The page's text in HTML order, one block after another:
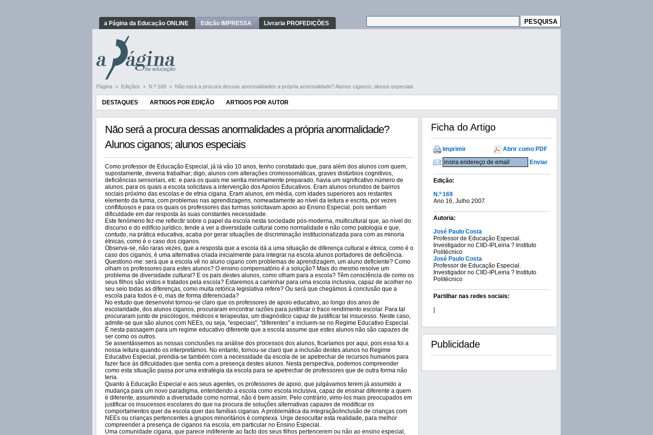
a Página da Educação ONLINE Edição IMPRESSA Livraria PROFEDIÇÕES
Página > Edições > N.º 169 > Não será a procura dessas anormalidades a própria anormalidade? Alunos ciganos; alunos especiais
DESTAQUES ARTIGOS POR EDIÇÃO ARTIGOS POR AUTOR
Não será a procura dessas anormalidades a própria anormalidade?
Alunos ciganos; alunos especiais
Como professor de Educação Especial, já lá vão 10 anos, tenho constatado que, para além dos alunos com quem,
supostamente, deveria trabalhar; digo, alunos com alterações cromossomáticas, graves distúrbios cognitivos,
deficiências sensoriais, etc. e para os quais me sentia minimamente preparado, havia um significativo número de
alunos, para os quais a escola solicitava a intervenção dos Apoios Educativos. Eram alunos oriundos de bairros
sociais próximo das escolas e de etnia cigana. Eram alunos, em média, com idades superiores aos restantes
elemento da turma, com problemas nas aprendizagens, nomeadamente ao nível da leitura e escrita, por vezes
conflituosos e para os quais os professores das turmas solicitavam apoio ao Ensino Especial, pois sentiam
dificuldade em dar resposta às suas constantes necessidade.
Este fenómeno fez-me reflectir sobre o papel da escola nesta sociedade pós-moderna, multicultural que, ao nível do
discurso e do edifício jurídico, tende a ver a diversidade cultural como normalidade e não como patologia e que,
contudo, na prática educativa, acaba por gerar situações de discriminação institucionalizada para com as minoria
étnicas, como é o caso dos ciganos.
Observa-se, não raras vezes, que a resposta que a escola dá a uma situação de diferença cultural e étnica, como é o
caso dos ciganos, é uma alternativa criada inicialmente para integrar na escola alunos portadores de deficiência.
Questiono-me: será que a escola vê no aluno cigano com problemas de aprendizagem, um aluno deficiente? Como
olham os professores para estes alunos? O ensino compensatório é a solução? Mais do mesmo resolve um
problema de diversidade cultural? E os pais destes alunos, como olham para a escola? Têm consciência de como os
seus filhos são vistos e tratados pela escola? Estaremos a caminhar para uma escola inclusiva, capaz de acolher no
seu seio todas as diferenças, como muita retórica legislativa refere? Ou será que chegámos à conclusão que a
escola para todos é-o, mas de forma diferenciada?
No estudo que desenvolvi tornou-se claro que os professores de apoio educativo, ao longo dos anos de
escolaridade, dos alunos ciganos, procuraram encontrar razões para justificar o fraco rendimento escolar. Para tal
procuraram junto de psicólogos, médicos e terapeutas, um diagnóstico capaz de justificar tal insucesso. Neste caso,
admite-se que são alunos com NEEs, ou seja, "especiais", "diferentes" e incluem-se no Regime Educativo Especial.
É nesta passagem para um regime educativo diferente que a escola assume que estes alunos não são capazes de
ser como os outros.
Se assentássemos as nossas conclusões na análise dos processos dos alunos, ficaríamos por aqui, pois essa foi a
nossa leitura quando os interpretámos. No entanto, tornou-se claro que a inclusão destes alunos no Regime
Educativo Especial, prendia-se também com a necessidade da escola de se apetrechar de recursos humanos para
fazer face às dificuldades que sentia com a presença destes alunos. Nesta perspectiva, podemos compreender
como esta situação passa por uma estratégia da escola para se apetrechar de professores que de outra forma não
teria.
Quanto à Educação Especial e aos seus agentes, os professores de apoio, que julgávamos terem já assumido a
mudança para um novo paradigma, entendendo a escola como escola inclusiva, capaz de ensinar diferente a quem
é diferente, assumindo a diversidade como normal, não é bem assim. Pelo contrário, vimo-los mais preocupados em
justificar os insucessos escolares do que na procura de soluções alternativas capazes de modificar os
comportamentos quer da escola quer das famílias ciganas. A problemática da integração/inclusão de crianças com
NEEs ou crianças pertencentes a grupos minoritários é complexa. Urge desocultar esta realidade, para melhor
compreender a presença de ciganos na escola, em particular no Ensino Especial.
Uma comunidade cigana, que parece indiferente ao facto dos seus filhos pertencerem ou não ao ensino especial,
Ficha do Artigo
Imprimir
Abrir como PDF
Enviar
Edição:
N.º 169
Ano 16, Julho 2007
Autoria:
José Paulo Costa
Professor de Educação Especial.
Investigador no CIID-IPLeiria ? Instituto
Politécnico
José Paulo Costa
Professor de Educação Especial.
Investigador no CIID-IPLeiria ? Instituto
Politécnico
Partilhar nas redes sociais:
Publicidade